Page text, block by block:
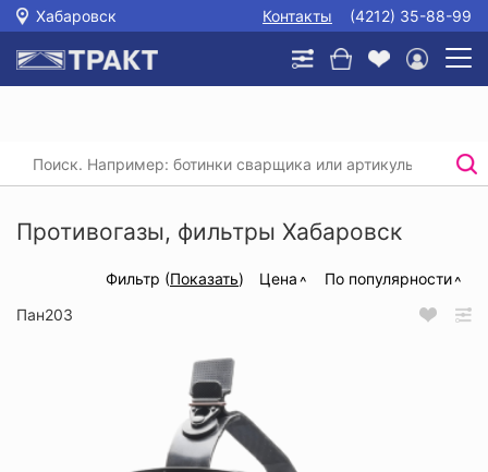
Хабаровск Контакты (4212) 35-88-99
Главная / /
Противогазы, фильтры
Противогазы, фильтры Хабаровск
Фильтр (Показать) Цена
По популярности
Пан203